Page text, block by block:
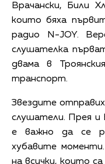
Врачански, Били
които бяха
радио N-JOY.
слушателка
двама в
транспорт.
Звездите
слушатели. Прея и
е важно да се
хубавите
на всички, които